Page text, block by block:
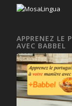
APPRENEZ LE
AVEC BABBEL